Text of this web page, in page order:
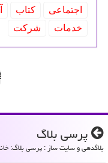
اجتماعی كتاب
خدمات
شركت
پرسی بلاگ
بلاگدهی و سایت ساز : پرسی بلاگ: